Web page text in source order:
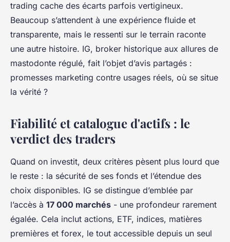
trading cache des écarts parfois vertigineux.
Beaucoup s’attendent à une expérience fluide et
transparente, mais le ressenti sur le terrain raconte
une autre histoire. IG, broker historique aux allures de
mastodonte régulé, fait l’objet d’avis partagés :
promesses marketing contre usages réels, où se situe
la vérité ?
Fiabilité et catalogue d'actifs : le
verdict des traders
Quand on investit, deux critères pèsent plus lourd que
le reste : la sécurité de ses fonds et l’étendue des
choix disponibles. IG se distingue d’emblée par
l’accès à 17 000 marchés - une profondeur rarement
égalée. Cela inclut actions, ETF, indices, matières
premières et forex, le tout accessible depuis un seul